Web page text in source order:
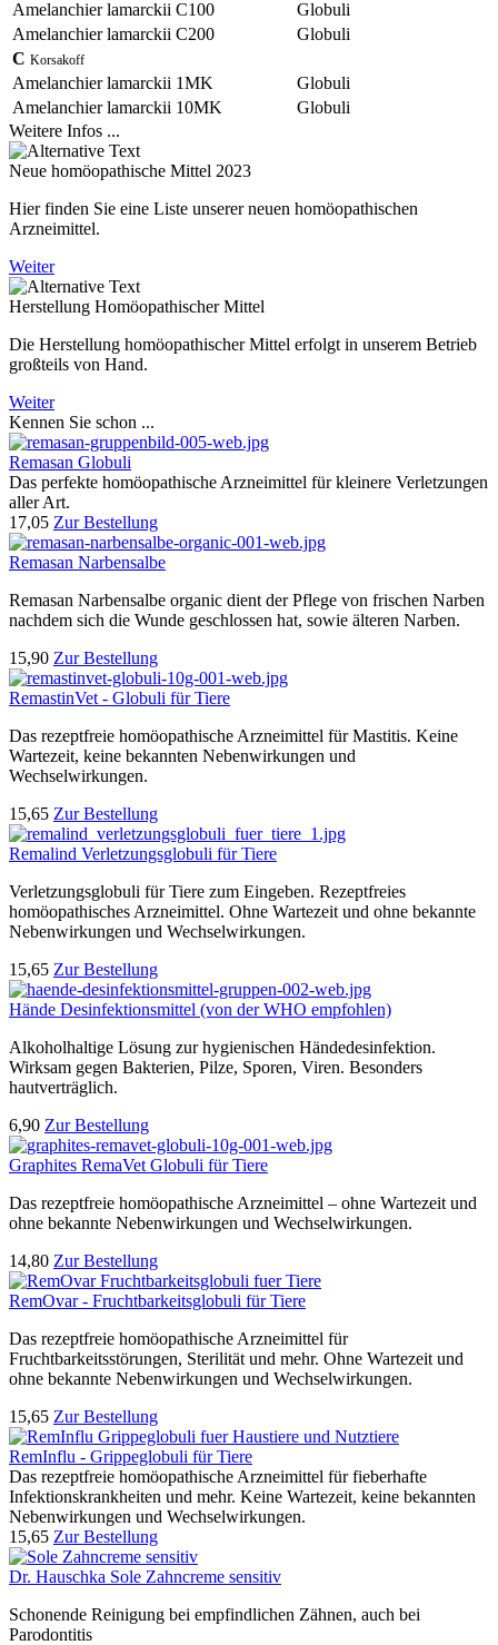
Amelanchier lamarckii C100
Globuli
Amelanchier lamarckii C200
Globuli
C Korsakoff
Amelanchier lamarckii 1MK
Globuli
Amelanchier lamarckii 10MK
Globuli
Weitere Infos ...
Neue homöopathische Mittel 2023
Hier finden Sie eine Liste unserer neuen homöopathischen
Arzneimittel.
Weiter
Herstellung Homöopathischer Mittel
Die Herstellung homöopathischer Mittel erfolgt in unserem Betrieb
großteils von Hand.
Weiter
Kennen Sie schon ...
Remasan Globuli
Das perfekte homöopathische Arzneimittel für kleinere Verletzungen
aller Art.
17,05 Zur Bestellung
Remasan Narbensalbe
Remasan Narbensalbe organic dient der Pflege von frischen Narben
nachdem sich die Wunde geschlossen hat, sowie älteren Narben.
15,90 Zur Bestellung
RemastinVet - Globuli für Tiere
Das rezeptfreie homöopathische Arzneimittel für Mastitis. Keine
Wartezeit, keine bekannten Nebenwirkungen und
Wechselwirkungen.
15,65 Zur Bestellung
Remalind Verletzungsglobuli für Tiere
Verletzungsglobuli für Tiere zum Eingeben. Rezeptfreies
homöopathisches Arzneimittel. Ohne Wartezeit und ohne bekannte
Nebenwirkungen und Wechselwirkungen.
15,65 Zur Bestellung
Hände Desinfektionsmittel (von der WHO empfohlen)
Alkoholhaltige Lösung zur hygienischen Händedesinfektion.
Wirksam gegen Bakterien, Pilze, Sporen, Viren. Besonders
hautverträglich.
6,90 Zur Bestellung
Graphites RemaVet Globuli für Tiere
Das rezeptfreie homöopathische Arzneimittel – ohne Wartezeit und
ohne bekannte Nebenwirkungen und Wechselwirkungen.
14,80 Zur Bestellung
RemOvar - Fruchtbarkeitsglobuli für Tiere
Das rezeptfreie homöopathische Arzneimittel für
Fruchtbarkeitsstörungen, Sterilität und mehr. Ohne Wartezeit und
ohne bekannte Nebenwirkungen und Wechselwirkungen.
15,65 Zur Bestellung
RemInflu - Grippeglobuli für Tiere
Das rezeptfreie homöopathische Arzneimittel für fieberhafte
Infektionskrankheiten und mehr. Keine Wartezeit, keine bekannten
Nebenwirkungen und Wechselwirkungen.
15,65 Zur Bestellung
Dr. Hauschka Sole Zahncreme sensitiv
Schonende Reinigung bei empfindlichen Zähnen, auch bei
Parodontitis